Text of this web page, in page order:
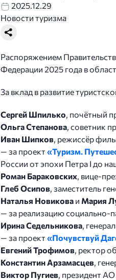
2025.12.29
Новости туризма
Распоряжением
Федерации 2025 года в
За вклад в развитие
Сергей Шпилько, почётный
Ольга Степанова, советник
Иван Шипков, режиссёр
— за проект«Туризм.
России от эпохи Петра I до
Роман Бараковских, вице-
Глеб Осипов, заместитель
Наталья Новикова и Мария
— за реализацию социально-
Ирина Седельникова,
— за проект«Почувствуй
Евгений Трофимов, ректор
Константин Арзамасцев,
Виктор Пугиев, президент